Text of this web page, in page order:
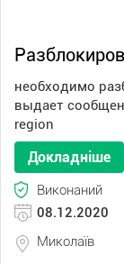
необходимо
выдает
region
Докладніше
Виконаний
08.12.2020
Миколаїв